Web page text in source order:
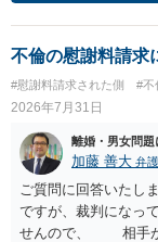
不倫の慰謝料請求
#慰謝料請求された側 #不
2026年7月31日
離婚・男女問
加藤 善大 弁
ご質問に回答いた
ですが、裁判になっ
せんので、 相手が